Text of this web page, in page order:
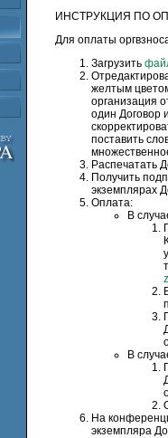
ИНСТРУКЦИЯ ПО
Для оплаты
Загрузить
желтым
организация
один Договор
поставить
Распечатать
Получить
экземплярах
Оплата:
В
В
На
экземпляра